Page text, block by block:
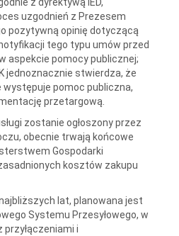
uzgodnień z Prezesem
pozytywną opinię dotyczącą
tego typu umów przed
aspekcie pomocy publicznej;
jednoznacznie stwierdza, że
występuje pomoc publiczna,
przetargową.
zostanie ogłoszony przez
obecnie trwają końcowe
Gospodarki
kosztów zakupu
lat, planowana jest
Systemu Przesyłowego, w
i